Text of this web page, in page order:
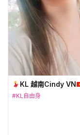
KL 越南Cindy VN
#KL自由身